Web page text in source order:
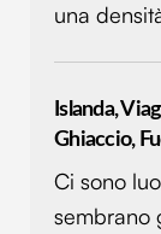
una
Islanda,
Ghiaccio,
Ci sono
sembrano